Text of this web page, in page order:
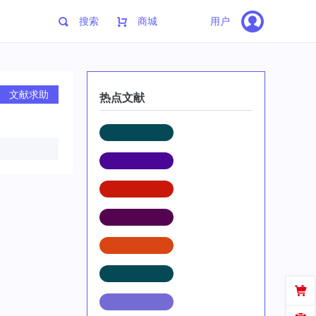
搜索 商城 用户
文献求助 热点文献